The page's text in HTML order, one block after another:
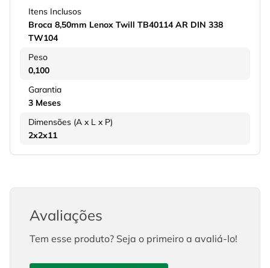
Itens Inclusos
Broca 8,50mm Lenox Twill TB40114 AR DIN 338
TW104
Peso
0,100
Garantia
3 Meses
Dimensões (A x L x P)
2x2x11
Avaliações
Tem esse produto? Seja o primeiro a avaliá-lo!